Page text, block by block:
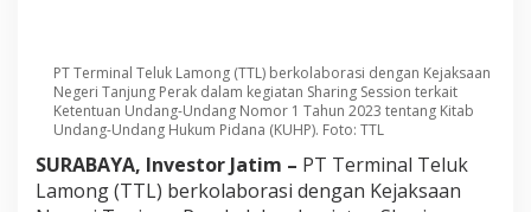
PT Terminal Teluk Lamong (TTL) berkolaborasi dengan Kejaksaan
Negeri Tanjung Perak dalam kegiatan Sharing Session terkait
Ketentuan Undang-Undang Nomor 1 Tahun 2023 tentang Kitab
Undang-Undang Hukum Pidana (KUHP). Foto: TTL
SURABAYA, Investor Jatim – PT Terminal Teluk
Lamong (TTL) berkolaborasi dengan Kejaksaan